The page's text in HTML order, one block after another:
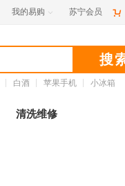
我的易购  苏宁会员 
白酒 苹果手机 小冰箱
清洗维修